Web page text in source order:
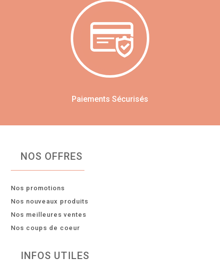
Paiements Sécurisés
NOS OFFRES
Nos promotions
Nos nouveaux produits
Nos meilleures ventes
Nos coups de coeur
INFOS UTILES